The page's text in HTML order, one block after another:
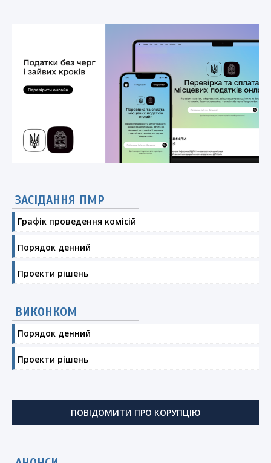
ЗАСІДАННЯ ПМР
Графік проведення комісій
Порядок денний
Проекти рішень
ВИКОНКОМ
Порядок денний
Проекти рішень
ПОВІДОМИТИ ПРО КОРУПЦІЮ